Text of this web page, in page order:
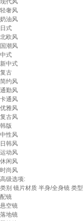
现代风
轻奢风
奶油风
日式
北欧风
国潮风
中式
新中式
复古
简约风
通勤风
卡通风
优雅风
复古风
韩版
中性风
日韩风
运动风
休闲风
时尚风
高级选项:
类别 镜片材质 半身/全身镜 类型
配镜
悬空镜
落地镜